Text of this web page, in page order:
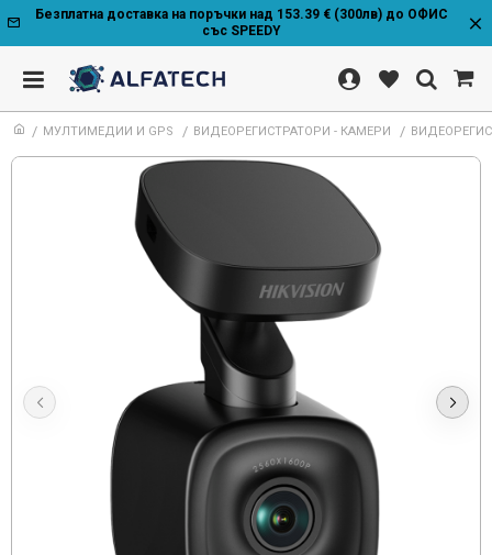
Безплатна доставка на поръчки над 153.39 € (300лв) до ОФИС
със SPEEDY
МУЛТИМЕДИИ И GPS ВИДЕОРЕГИСТРАТОРИ - КАМЕРИ